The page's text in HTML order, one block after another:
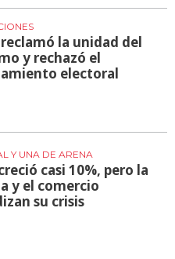
la unidad del
y rechazó el
electoral
Y UNA DE ARENA
casi 10%, pero la
y el comercio
su crisis